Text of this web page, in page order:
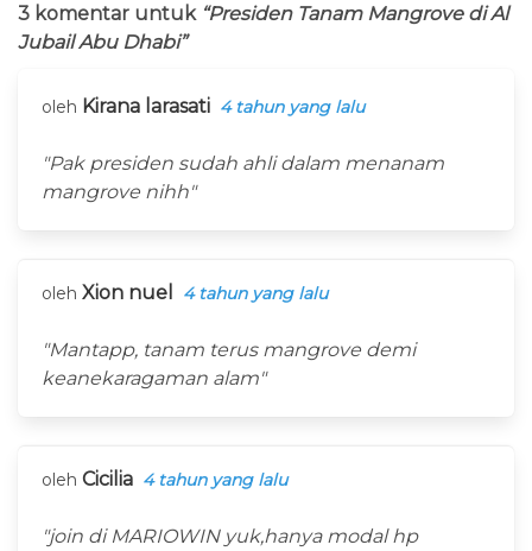
3 komentar untuk “Presiden Tanam Mangrove di Al
Jubail Abu Dhabi”
oleh Kirana larasati 4 tahun yang lalu
"Pak presiden sudah ahli dalam menanam
mangrove nihh"
oleh Xion nuel 4 tahun yang lalu
"Mantapp, tanam terus mangrove demi
keanekaragaman alam"
oleh Cicilia 4 tahun yang lalu
"join di MARIOWIN yuk,hanya modal hp